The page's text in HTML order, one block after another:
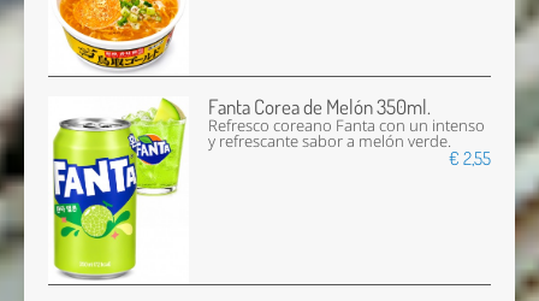
Fanta Corea de Melón 350ml.
Refresco coreano Fanta con un intenso
y refrescante sabor a melón verde.
€ 2,55